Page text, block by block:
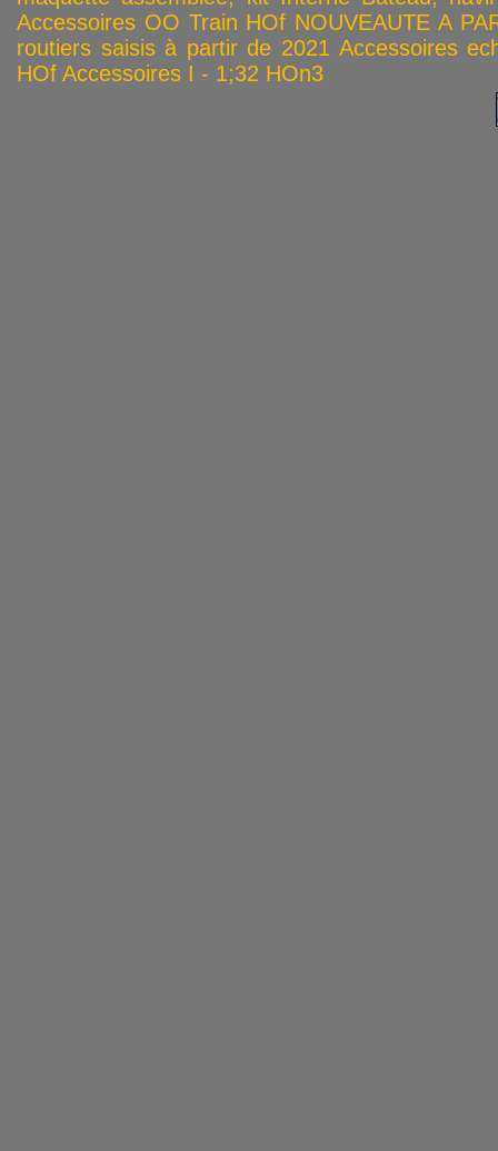
Accessoires OO Train HOf NOUVEAUTE A
routiers saisis à partir de 2021 Accessoires
HOf Accessoires I - 1;32 HOn3